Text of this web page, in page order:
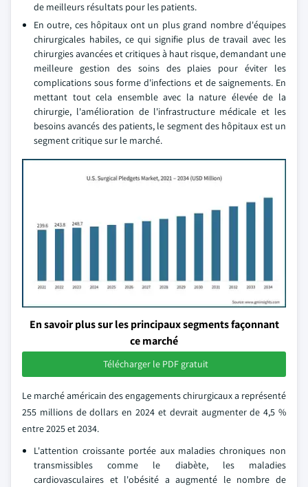
de meilleurs résultats pour les patients.
En outre, ces hôpitaux ont un plus grand nombre d'équipes
chirurgicales habiles, ce qui signifie plus de travail avec les
chirurgies avancées et critiques à haut risque, demandant une
meilleure gestion des soins des plaies pour éviter les
complications sous forme d'infections et de saignements. En
mettant tout cela ensemble avec la nature élevée de la
chirurgie, l'amélioration de l'infrastructure médicale et les
besoins avancés des patients, le segment des hôpitaux est un
segment critique sur le marché.
En savoir plus sur les principaux segments façonnant
ce marché
Télécharger le PDF gratuit
Le marché américain des engagements chirurgicaux a représenté
255 millions de dollars en 2024 et devrait augmenter de 4,5 %
entre 2025 et 2034.
L'attention croissante portée aux maladies chroniques non
transmissibles comme le diabète, les maladies
cardiovasculaires et l'obésité a augmenté le nombre de